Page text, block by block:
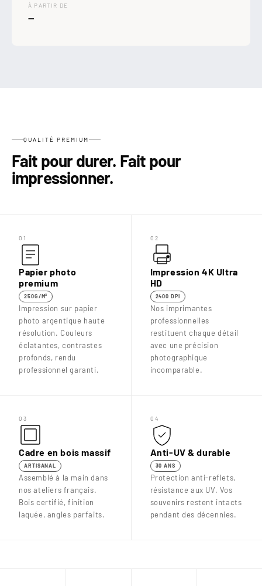
À PARTIR DE
—
QUALITÉ PREMIUM
Fait pour durer. Fait pour
impressionner.
01
Papier photo
premium
250G/M²
Impression sur papier
photo argentique haute
résolution. Couleurs
éclatantes, contrastes
profonds, rendu
professionnel garanti.
02
Impression 4K Ultra
HD
2400 DPI
Nos imprimantes
professionnelles
restituent chaque détail
avec une précision
photographique
incomparable.
03
Cadre en bois massif
ARTISANAL
Assemblé à la main dans
nos ateliers français.
Bois certifié, finition
laquée, angles parfaits.
04
Anti-UV & durable
30 ANS
Protection anti-reflets,
résistance aux UV. Vos
souvenirs restent intacts
pendant des décennies.